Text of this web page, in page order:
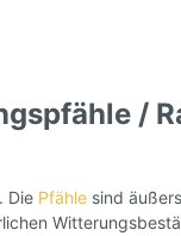
/
Die Pfähle sind